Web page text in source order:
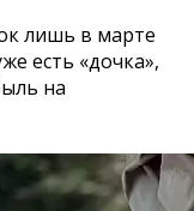
лишь в марте
есть «дочка»,
на